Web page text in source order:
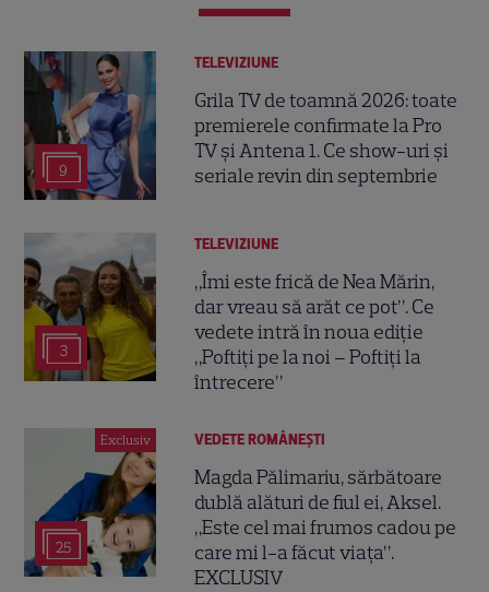
9
TELEVIZIUNE
Grila TV de toamnă 2026: toate
premierele confirmate la Pro
TV și Antena 1. Ce show-uri și
seriale revin din septembrie
3
TELEVIZIUNE
„Îmi este frică de Nea Mărin,
dar vreau să arăt ce pot”. Ce
vedete intră în noua ediție
„Poftiți pe la noi – Poftiți la
întrecere”
Exclusiv
25
VEDETE ROMÂNEŞTI
Magda Pălimariu, sărbătoare
dublă alături de fiul ei, Aksel.
„Este cel mai frumos cadou pe
care mi l-a făcut viața”.
EXCLUSIV